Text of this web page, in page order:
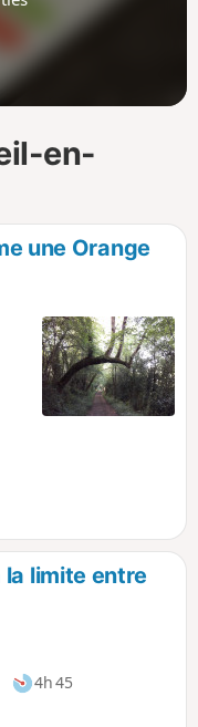
p
en-
une Orange
à
limite entre
4h 45